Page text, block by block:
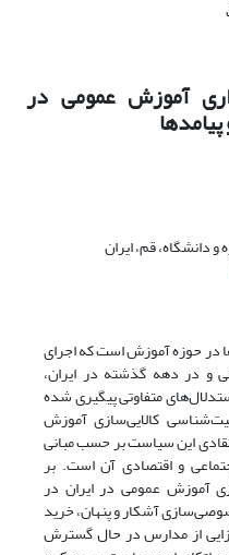
آموزش عمومی در
دانشگاه، قم، ایران
در حوزه آموزش است که اجرای
و در دهه گذشته در ایران،
متفاوتی پیگیری شده
کالایی‌سازی آموزش
این سیاست بر حسب مبانی
و اقتصادی آن است. بر
آموزش عمومی در ایران در
آشکار و پنهان، خرید
از مدارس در حال گسترش